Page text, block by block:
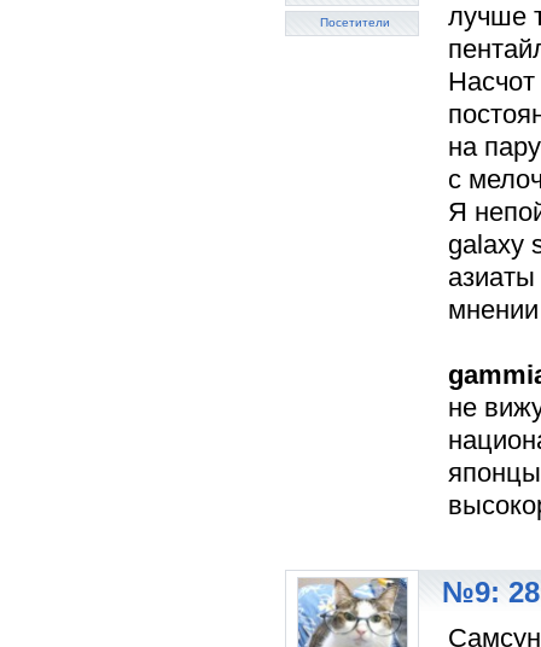
Посетители
лучше
Насчот
на
с
Я
galaxy
не
№9: 28